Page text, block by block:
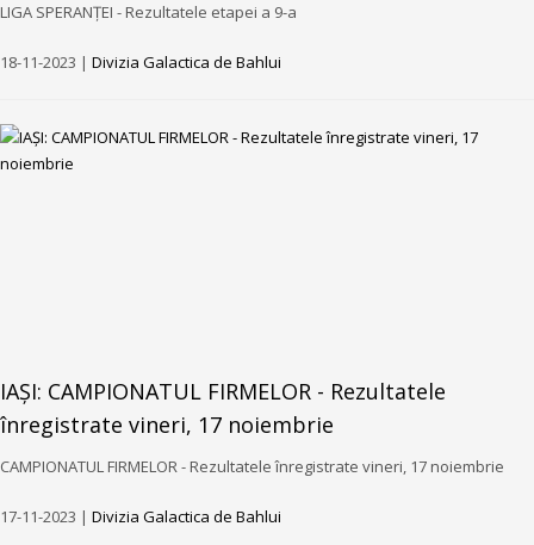
LIGA SPERANȚEI - Rezultatele etapei a 9-a
18-11-2023 | Divizia Galactica de Bahlui
IAȘI: CAMPIONATUL FIRMELOR - Rezultatele
înregistrate vineri, 17 noiembrie
CAMPIONATUL FIRMELOR - Rezultatele înregistrate vineri, 17 noiembrie
17-11-2023 | Divizia Galactica de Bahlui